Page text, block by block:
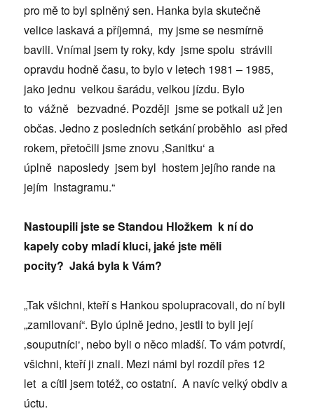
pro mě to byl splněný sen. Hanka byla skutečně
velice laskavá a příjemná, my jsme se nesmírně
bavili. Vnímal jsem ty roky, kdy jsme spolu strávili
opravdu hodně času, to bylo v letech 1981 – 1985,
jako jednu velkou šarádu, velkou jízdu. Bylo
to vážně bezvadné. Později jsme se potkali už jen
občas. Jedno z posledních setkání proběhlo asi před
rokem, přetočili jsme znovu ‚Sanitku‘ a
úplně naposledy jsem byl hostem jejího rande na
jejím Instagramu.“
Nastoupili jste se Standou Hložkem k ní do
kapely coby mladí kluci, jaké jste měli
pocity? Jaká byla k Vám?
„Tak všichni, kteří s Hankou spolupracovali, do ní byli
„zamilovaní“. Bylo úplně jedno, jestli to byli její
‚souputníci‘, nebo byli o něco mladší. To vám potvrdí,
všichni, kteří ji znali. Mezi námi byl rozdíl přes 12
let a cítil jsem totéž, co ostatní. A navíc velký obdiv a
úctu.